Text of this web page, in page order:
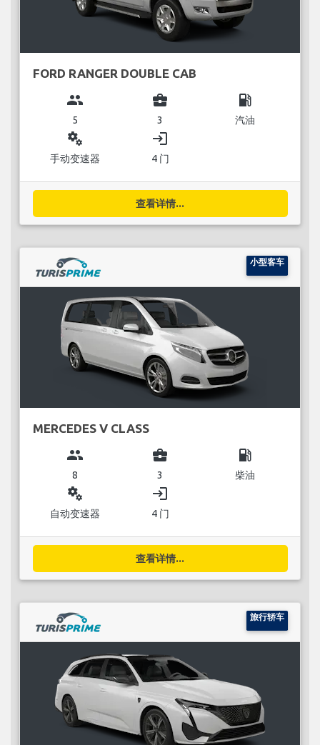
FORD RANGER DOUBLE CAB
group
5
business_center
3
local_gas_station
汽油
miscellaneous_services
手动变速器
login
4 门
查看详情...
小型客车
MERCEDES V CLASS
group
8
business_center
3
local_gas_station
柴油
miscellaneous_services
自动变速器
login
4 门
查看详情...
旅行轿车